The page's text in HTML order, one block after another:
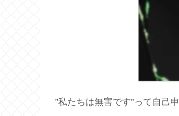
”私たちは無害です”って自己